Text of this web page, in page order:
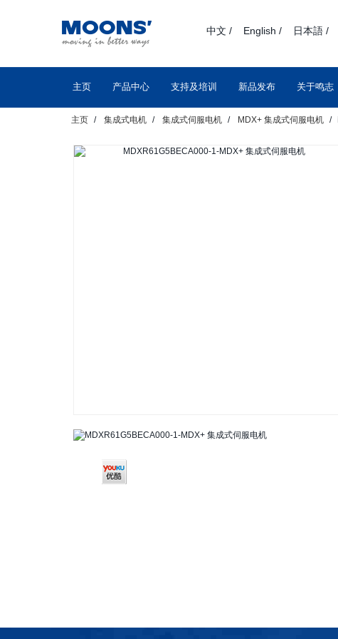
中文 / English / 日本語 /
主页 产品中心 支持及培训 新品发布 关于鸣志
主页 集成式电机 集成式伺服电机 MDX+ 集成式伺服电机